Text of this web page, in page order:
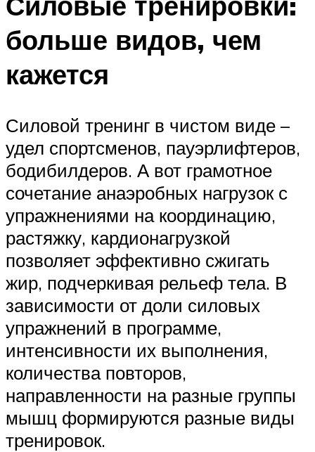
больше видов, чем
кажется
Силовой тренинг в чистом виде –
удел спортсменов, пауэрлифтеров,
бодибилдеров. А вот грамотное
сочетание анаэробных нагрузок с
упражнениями на координацию,
растяжку, кардионагрузкой
позволяет эффективно сжигать
жир, подчеркивая рельеф тела. В
зависимости от доли силовых
упражнений в программе,
интенсивности их выполнения,
количества повторов,
направленности на разные группы
мышц формируются разные виды
тренировок.